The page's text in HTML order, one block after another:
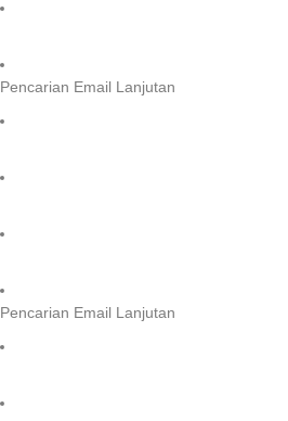
Pencarian Email Lanjutan
Pencarian Email Lanjutan